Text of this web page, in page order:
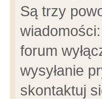
Są trzy
forum
wysyłanie
skontaktuj